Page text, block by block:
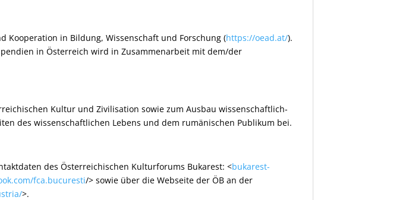
Kooperation in Bildung, Wissenschaft und Forschung (https://oead.at/).
in Österreich wird in Zusammenarbeit mit dem/der
Kultur und Zivilisation sowie zum Ausbau wissenschaftlich-
des wissenschaftlichen Lebens und dem rumänischen Publikum bei.
des Österreichischen Kulturforums Bukarest: <bukarest-
fca.bucuresti/> sowie über die Webseite der ÖB an der
>.